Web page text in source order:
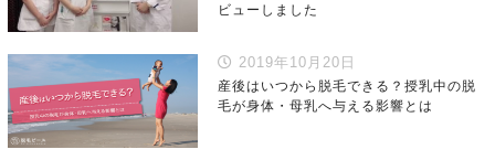
ビューしました
2019年10月20日
産後はいつから脱毛できる？授乳中の脱
毛が身体・母乳へ与える影響とは